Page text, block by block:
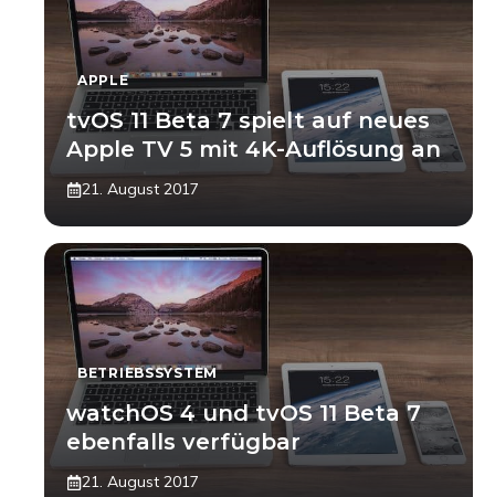
APPLE
tvOS 11 Beta 7 spielt auf neues
Apple TV 5 mit 4K-Auflösung an
21. August 2017
BETRIEBSSYSTEM
watchOS 4 und tvOS 11 Beta 7
ebenfalls verfügbar
21. August 2017